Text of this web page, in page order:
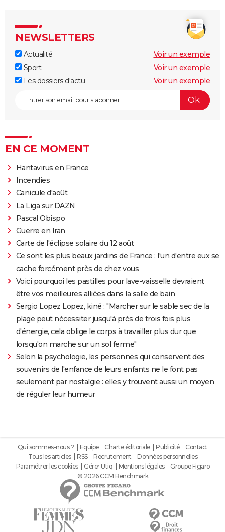
NEWSLETTERS
Actualité
Voir un exemple
Sport
Voir un exemple
Les dossiers d'actu
Voir un exemple
EN CE MOMENT
Hantavirus en France
Incendies
Canicule d'août
La Liga sur DAZN
Pascal Obispo
Guerre en Iran
Carte de l'éclipse solaire du 12 août
Ce sont les plus beaux jardins de France : l'un d'entre eux se
cache forcément près de chez vous
Voici pourquoi les pastilles pour lave-vaisselle devraient
être vos meilleures alliées dans la salle de bain
Sergio Lopez Lopez, kiné : "Marcher sur le sable sec de la
plage peut nécessiter jusqu'à près de trois fois plus
d'énergie, cela oblige le corps à travailler plus dur que
lorsqu'on marche sur un sol ferme"
Selon la psychologie, les personnes qui conservent des
souvenirs de l'enfance de leurs enfants ne le font pas
seulement par nostalgie : elles y trouvent aussi un moyen
de réguler leur humeur
Qui sommes-nous ? Equipe Charte éditoriale Publicité
Contact
Tous les articles
RSS Recrutement
Données personnelles
Paramétrer les cookies
Gérer Utiq Mentions légales
Groupe Figaro
© 2026 CCM Benchmark